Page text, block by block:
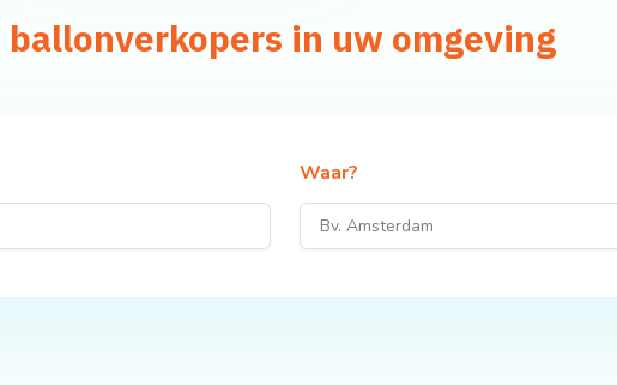
ballonverkopers in uw omgeving
Waar?